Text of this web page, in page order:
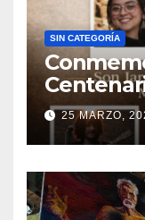
SIN CATEGORÍA
25 MARZO,